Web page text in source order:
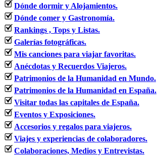
Dónde dormir y Alojamientos.
Dónde comer y Gastronomía.
Rankings , Tops y Listas.
Galerías fotográficas.
Mis canciones para viajar favoritas.
Anécdotas y Recuerdos Viajeros.
Patrimonios de la Humanidad en Mundo.
Patrimonios de la Humanidad en España.
Visitar todas las capitales de España.
Eventos y Exposiciones.
Accesorios y regalos para viajeros.
Viajes y experiencias de colaboradores.
Colaboraciones, Medios y Entrevistas.